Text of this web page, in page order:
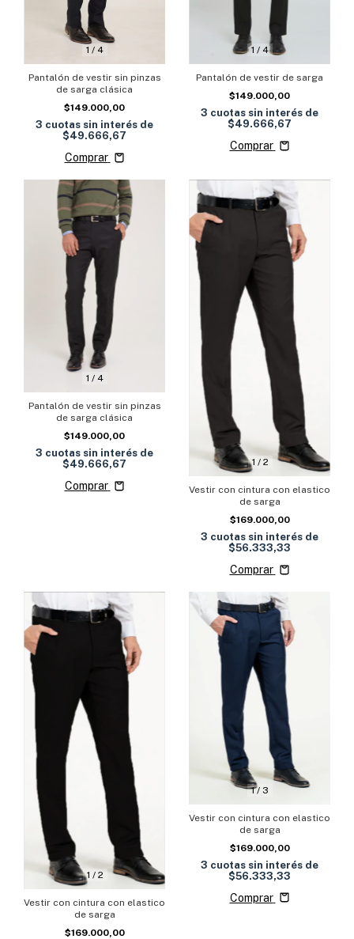
1 / 4
Pantalón de vestir sin pinzas
de sarga clásica
$149.000,00
3 cuotas sin interés de
$49.666,67
Comprar
1 / 4
Pantalón de vestir de sarga
$149.000,00
3 cuotas sin interés de
$49.666,67
Comprar
1 / 4
Pantalón de vestir sin pinzas
de sarga clásica
$149.000,00
3 cuotas sin interés de
$49.666,67
Comprar
1 / 2
Vestir con cintura con elastico
de sarga
$169.000,00
3 cuotas sin interés de
$56.333,33
Comprar
1 / 2
Vestir con cintura con elastico
de sarga
$169.000,00
1/ 3
Vestir con cintura con elastico
de sarga
$169.000,00
3 cuotas sin interés de
$56.333,33
Comprar